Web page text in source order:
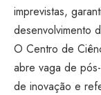
imprevistas,
desenvolvimento
O Centro de
abre vaga de
de inovação e